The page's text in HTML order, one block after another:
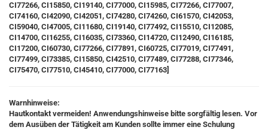
CI77266, CI15850, CI19140, CI77000, CI15985, CI77266, CI77007,
CI74160, CI42090, CI42051, CI74280, CI74260, CI61570, CI42053,
CI59040, CI47005, CI11680, CI19140, CI77492, CI15510, CI12085,
CI14700, CI16255, CI16035, CI73360, CI14720, CI12490, CI16185,
CI17200, CI60730, CI77266, CI77891, CI60725, CI77019, CI77491,
CI77499, CI73385, CI15850, CI42510, CI77489, CI77288, CI77346,
CI75470, CI77510, CI45410, CI77000, CI77163]
Warnhinweise:
Hautkontakt vermeiden! Anwendungshinweise bitte sorgfältig lesen. Vor
dem Ausüben der Tätigkeit am Kunden sollte immer eine Schulung